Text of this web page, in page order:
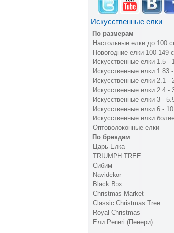
Искусственные елки
По размерам
Настольные елки до 100
Новогодние елки 100-149
Искусственные елки 1.5 -
Искусственные елки 1.83
Искусственные елки 2.1 -
Искусственные елки 2.4 -
Искусственные елки 3 -
Искусственные елки 6 -
Искусственные елки
Оптоволоконные елки
По брендам
Царь-Елка
TRIUMPH TREE
Сибим
Navidekor
Black Box
Christmas Market
Classic Christmas Tree
Royal Christmas
Ели Peneri (Пенери)